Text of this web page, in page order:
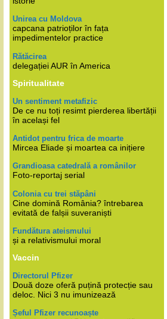
Unirea cu Moldova
capcana patrioților în fața
impedimentelor practice
Rătăcirea
delegației AUR în America
Spiritualitate
Un sentiment metafizic
De ce nu toți resimt pierderea libertății
în același fel
Antidot pentru frica de moarte
Mircea Eliade și moartea ca inițiere
Grandioasa catedrală a românilor
Foto-reportaj serial
Colonia cu trei stăpâni
Cine domină România? întrebarea
evitată de falșii suveraniști
Fundătura ateismului
și a relativismului moral
Vaccin
Directorul Pfizer
Două doze oferă puțină protecție sau
deloc. Nici 3 nu imunizează
Șeful Pfizer recunoaște